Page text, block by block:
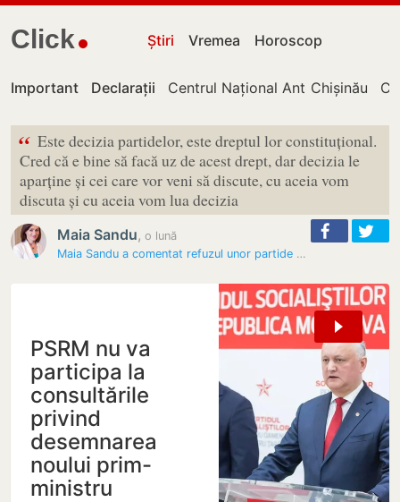
Click Știri Vremea Horoscop
Important Declarații Centrul Național Anticorupție
Chișinău
“ Este decizia partidelor, este dreptul lor constituțional.
Cred că e bine să facă uz de acest drept, dar decizia le
aparține și cei care vor veni să discute, cu aceia vom
discuta și cu aceia vom lua decizia
Maia Sandu, o lună
Maia Sandu a comentat refuzul unor partide din opoziție de a nu…
PSRM nu va
participa la
consultările
privind
desemnarea
noului prim-
ministru